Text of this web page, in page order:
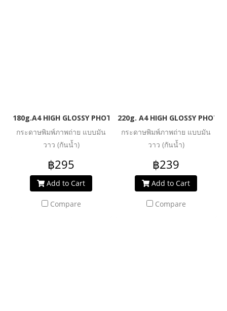
180g.A4 HIGH GLOSSY PHOTO INKJET PAPER (WATER
กระดาษพิมพ์ภาพถ่าย แบบมัน
วาว (กันน้ำ)
฿295
Add to Cart
Compare
220g. A4 HIGH GLOSSY
กระดาษพิมพ์ภาพถ่าย แบบมัน
วาว (กันน้ำ)
฿239
Add to Cart
Compare